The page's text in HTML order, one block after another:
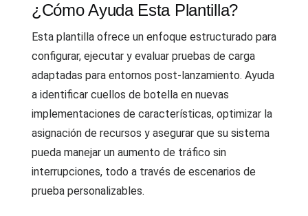
¿Cómo Ayuda Esta Plantilla?
Esta plantilla ofrece un enfoque estructurado para
configurar, ejecutar y evaluar pruebas de carga
adaptadas para entornos post-lanzamiento. Ayuda
a identificar cuellos de botella en nuevas
implementaciones de características, optimizar la
asignación de recursos y asegurar que su sistema
pueda manejar un aumento de tráfico sin
interrupciones, todo a través de escenarios de
prueba personalizables.